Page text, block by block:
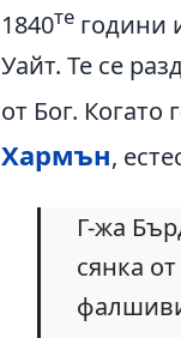
1840те години
Уайт. Те се
от Бог. Когато
Хармън,
Г-жа
сянка